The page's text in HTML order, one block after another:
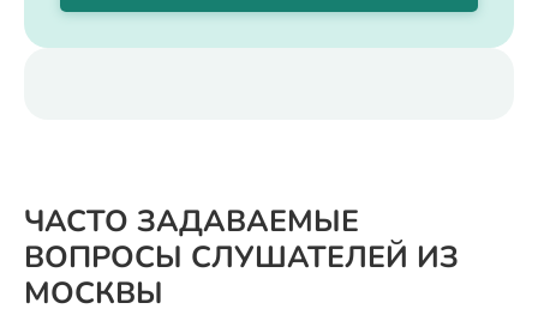
ЧАСТО ЗАДАВАЕМЫЕ
ВОПРОСЫ СЛУШАТЕЛЕЙ ИЗ
МОСКВЫ